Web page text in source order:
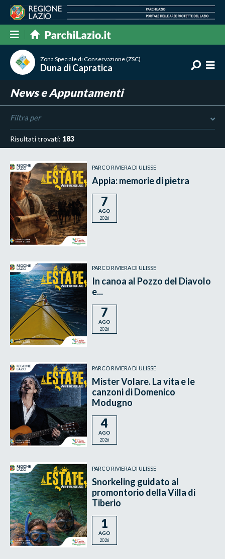
Zona Speciale di Conservazione (ZSC)
Duna di Capratica
News e Appuntamenti
Filtra per
Risultati trovati: 183
PARCO RIVIERA DI ULISSE
Appia: memorie di pietra
7
AGO
2026
PARCO RIVIERA DI ULISSE
In canoa al Pozzo del Diavolo
e...
7
AGO
2026
PARCO RIVIERA DI ULISSE
Mister Volare. La vita e le
canzoni di Domenico
Modugno
4
AGO
2026
PARCO RIVIERA DI ULISSE
Snorkeling guidato al
promontorio della Villa di
Tiberio
1
AGO
2026